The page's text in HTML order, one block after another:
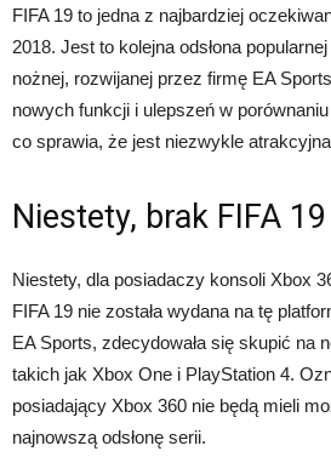
FIFA 19 to jedna z najbardziej
2018. Jest to kolejna odsłona
nożnej, rozwijanej przez firmę EA
nowych funkcji i ulepszeń w
co sprawia, że jest niezwykle
Niestety, brak FIFA
Niestety, dla posiadaczy konsoli Xbox
FIFA 19 nie została wydana na tę
EA Sports, zdecydowała się skupić na
takich jak Xbox One i PlayStation 4.
posiadający Xbox 360 nie będą mieli
najnowszą odsłonę serii.